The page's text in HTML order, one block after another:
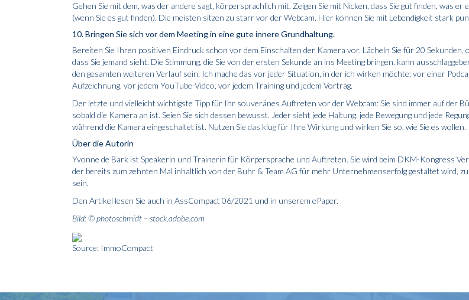
Gehen Sie mit dem, was der andere sagt, körpersprachlich mit. Zeigen Sie mit Nicken, dass Sie gut finden, was er
(wenn Sie es gut finden). Die meisten sitzen zu starr vor der Webcam. Hier können Sie mit Lebendigkeit stark
10. Bringen Sie sich vor dem Meeting in eine gute innere Grundhaltung.
Bereiten Sie Ihren positiven Eindruck schon vor dem Einschalten der Kamera vor. Lächeln Sie für 20 Sekunden,
dass Sie jemand sieht. Die Stimmung, die Sie von der ersten Sekunde an ins Meeting bringen, kann
den gesamten weiteren Verlauf sein. Ich mache das vor jeder Situation, in der ich wirken möchte: vor einer
Aufzeichnung, vor jedem YouTube-­Video, vor jedem Training und jedem Vortrag.
Der letzte und vielleicht wichtigste Tipp für Ihr souveränes Auftreten vor der Webcam: Sie sind immer auf der
sobald die Kamera an ist. Seien Sie sich dessen bewusst. Jeder sieht jede Haltung, jede Bewegung und jede
während die Kamera eingeschaltet ist. Nutzen Sie das klug für Ihre Wirkung und wirken Sie so, wie Sie es wollen.
Über die Autorin
Yvonne de Bark ist Speakerin und Trainerin für Körpersprache und Auftreten. Sie wird beim DKM-Kongress
der bereits zum zehnten Mal inhaltlich von der Buhr & Team AG für mehr Unternehmenserfolg gestaltet wird,
sein.
Den Artikel lesen Sie auch in AssCompact 06/2021 und in unserem ePaper.
Bild: © photoschmidt – stock.adobe.com
Source: ImmoCompact